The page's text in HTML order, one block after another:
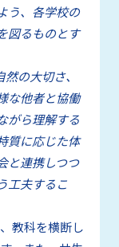
う、各学校の
図るものとす
の大切さ、
な他者と協働
がら理解する
質に応じた体
と連携しつつ
工夫するこ
教科を横断し